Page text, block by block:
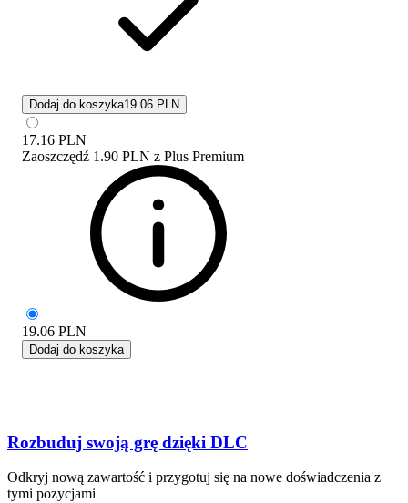
Dodaj do koszyka19.06 PLN
17.16 PLN
Zaoszczędź 1.90 PLN z Plus Premium
19.06 PLN
Dodaj do koszyka
Rozbuduj swoją grę dzięki DLC
Odkryj nową zawartość i przygotuj się na nowe doświadczenia z
tymi pozycjami